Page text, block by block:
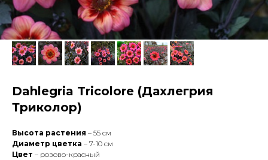
Dahlegria Tricolore (Дахлегрия
Триколор)
Высота растения – 55 см
Диаметр цветка – 7-10 см
Цвет – розово-красный